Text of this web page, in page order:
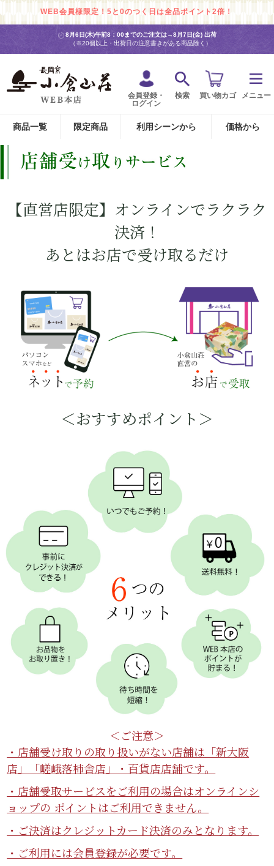
WEB会員様限定！5と0のつく日は全品ポイント2倍！
8月6日(木)午前8：00までのご注文は→8月7日(金) 出荷
（※20個以上・出荷日の注意書きがある商品除く）
会員登録・
ログイン
検索 買い物カゴ メニュー
商品一覧 限定商品 利用シーンから 価格から
【直営店限定】オンラインでラクラク
決済！
あとはお店で受け取るだけ
＜おすすめポイント＞
＜ご注意＞
・店舗受け取りの取り扱いがない店舗は「新大阪
店」「嵯峨落柿舎店」・百貨店店舗です。
・店舗受取サービスをご利用の場合はオンラインシ
ョップの ポイントはご利用できません。
・ご決済はクレジットカード決済のみとなります。
・ご利用には会員登録が必要です。